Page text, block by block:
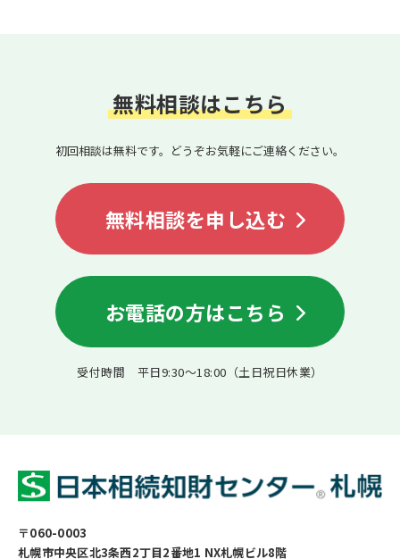
無料相談はこちら
初回相談は無料です。どうぞお気軽にご連絡ください。
無料相談を申し込む
お電話の方はこちら
受付時間 平日9:30〜18:00（土日祝日休業）
〒060-0003
札幌市中央区北3条西2丁目2番地1 NX札幌ビル8階